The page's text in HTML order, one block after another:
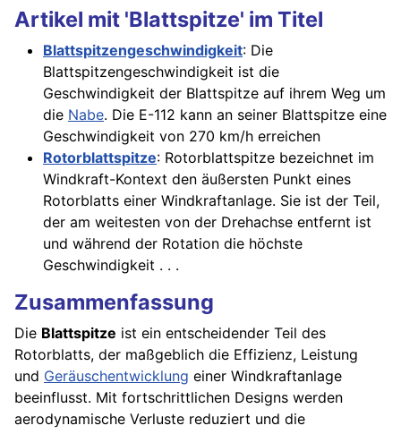
Artikel mit 'Blattspitze' im Titel
Blattspitzengeschwindigkeit: Die
Blattspitzengeschwindigkeit ist die
Geschwindigkeit der Blattspitze auf ihrem Weg um
die Nabe. Die E-112 kann an seiner Blattspitze eine
Geschwindigkeit von 270 km/h erreichen
Rotorblattspitze: Rotorblattspitze bezeichnet im
Windkraft-Kontext den äußersten Punkt eines
Rotorblatts einer Windkraftanlage. Sie ist der Teil,
der am weitesten von der Drehachse entfernt ist
und während der Rotation die höchste
Geschwindigkeit . . .
Zusammenfassung
Die Blattspitze ist ein entscheidender Teil des
Rotorblatts, der maßgeblich die Effizienz, Leistung
und Geräuschentwicklung einer Windkraftanlage
beeinflusst. Mit fortschrittlichen Designs werden
aerodynamische Verluste reduziert und die